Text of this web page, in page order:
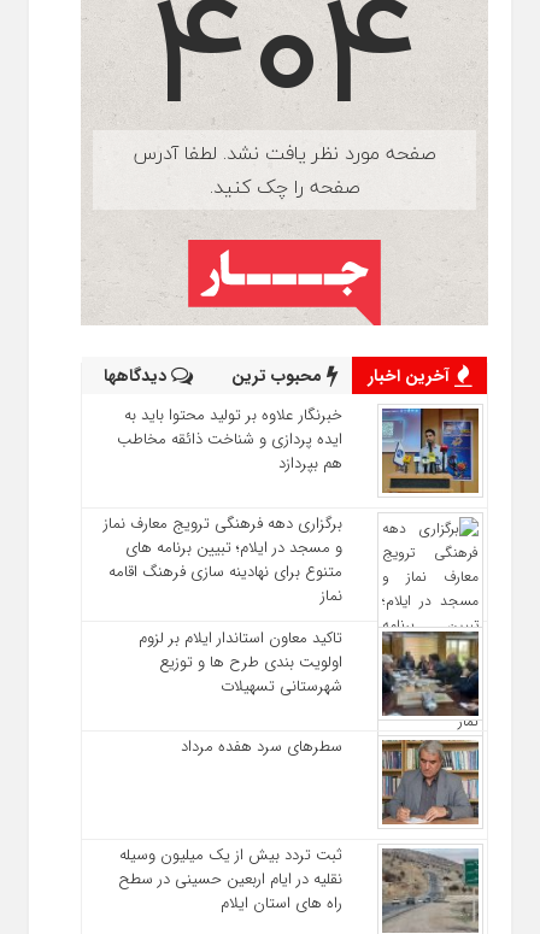
آخرین اخبار محبوب ترین دیدگاهها
خبرنگار علاوه بر تولید محتوا باید به
ایده‌ پردازی و شناخت ذائقه مخاطب
هم بپردازد
برگزاری دهه فرهنگی ترویج معارف نماز
و مسجد در ایلام؛ تبیین برنامه‌ های
متنوع برای نهادینه‌ سازی فرهنگ اقامه
نماز
تاکید معاون استاندار ایلام بر لزوم
اولویت‌ بندی طرح‌ ها و توزیع
شهرستانی تسهیلات
سطرهای سرد هفده مرداد
ثبت تردد بیش از یک میلیون وسیله
نقلیه در ایام اربعین حسینی در سطح
راه‌ های استان ایلام